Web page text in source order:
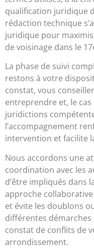
qualification juridique
rédaction technique
juridique pour
de voisinage dans le
La phase de suivi
restons à votre
constat, vous
entreprendre et, le
juridictions
l’accompagnement
intervention et facilite
Nous accordons une
coordination avec les
d’être impliqués dans
approche
et évite les doublons
différentes
constat de conflits de
arrondissement.